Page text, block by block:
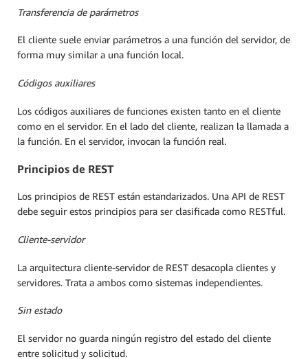
Transferencia de parámetros
El cliente suele enviar parámetros a una función del servidor, de
forma muy similar a una función local.
Códigos auxiliares
Los códigos auxiliares de funciones existen tanto en el cliente
como en el servidor. En el lado del cliente, realizan la llamada a
la función. En el servidor, invocan la función real.
Principios de REST
Los principios de REST están estandarizados. Una API de REST
debe seguir estos principios para ser clasificada como RESTful.
Cliente-servidor
La arquitectura cliente-servidor de REST desacopla clientes y
servidores. Trata a ambos como sistemas independientes.
Sin estado
El servidor no guarda ningún registro del estado del cliente
entre solicitud y solicitud.